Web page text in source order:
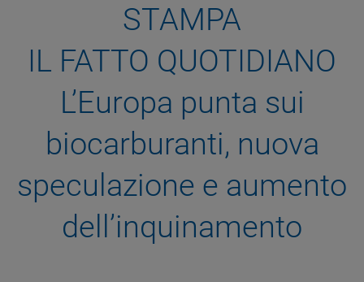
STAMPA
IL FATTO QUOTIDIANO
L’Europa punta sui
biocarburanti, nuova
speculazione e aumento
dell’inquinamento